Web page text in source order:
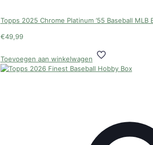
Topps 2025 Chrome Platinum ’55 Baseball MLB
€49,99
Toevoegen aan winkelwagen